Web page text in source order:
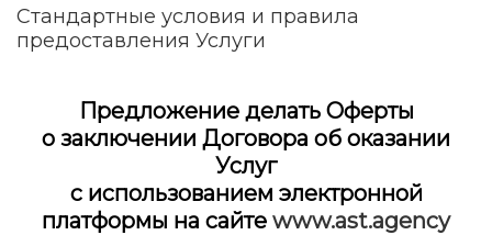
Стандартные условия и правила
предоставления Услуги
Предложение делать Оферты
о заключении Договора об оказании
Услуг
с использованием электронной
платформы на сайте www.ast.agency